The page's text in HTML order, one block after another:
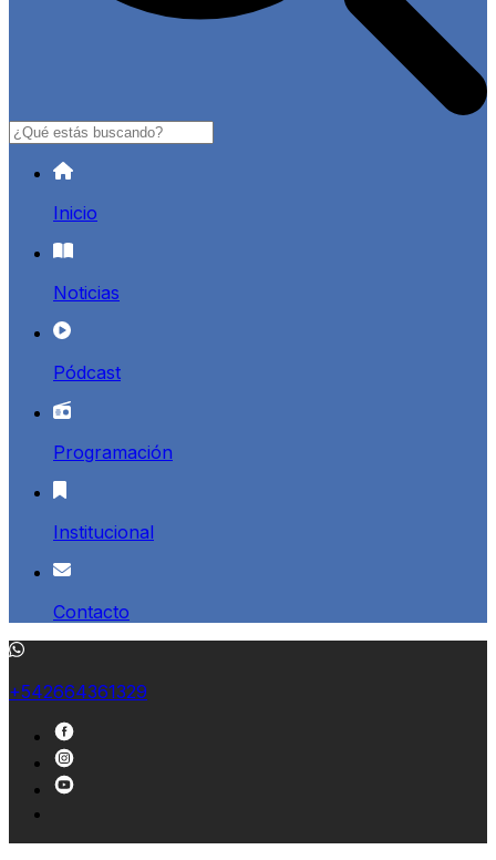
Inicio
Noticias
Pódcast
Programación
Institucional
Contacto
+542664361329